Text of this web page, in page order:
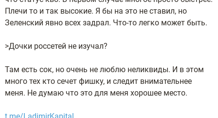
Плечи то и так высокие. Я бы на это не ставил, но
Зеленский явно всех задрал. Что-то легко может быть.
>Дочки россетей не изучал?
Там есть сок, но очень не люблю неликвиды. И в этом
много тех кто сечет фишку, и следит внимательнее
меня. Не думаю что это для меня хорошее место.